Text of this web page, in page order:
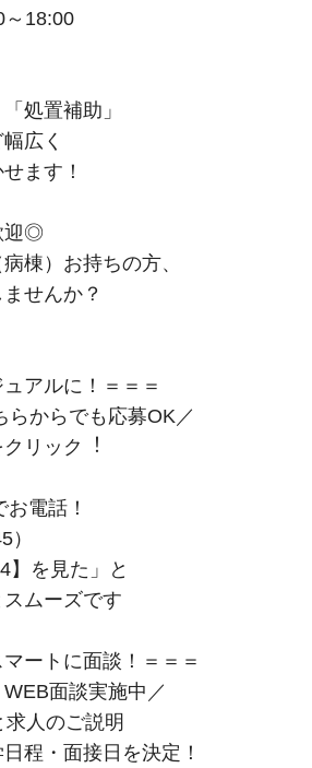
18:00
処置補助」
広く
ます！
迎◎
棟）お持ちの方、
せんか？
アルに！＝＝＝
らからでも応募OK／
クリック︕
電話！
）
】を⾒た」と
ムーズです
ートに面談！＝＝＝
⾯談実施中／
人のご説明
程・面接日を決定！